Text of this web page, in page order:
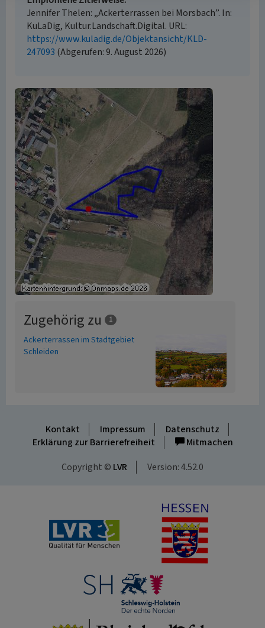
Jennifer Thelen: „Ackerterrassen bei Morsbach”. In:
KuLaDig, Kultur.Landschaft.Digital. URL:
https://www.kuladig.de/Objektansicht/KLD-
247093 (Abgerufen: 9. August 2026)
Zugehörig zu 1
Ackerterrassen im Stadtgebiet
Schleiden
Kontakt Impressum
Datenschutz
Erklärung zur Barrierefreiheit
Mitmachen
Copyright © LVR Version: 4.52.0